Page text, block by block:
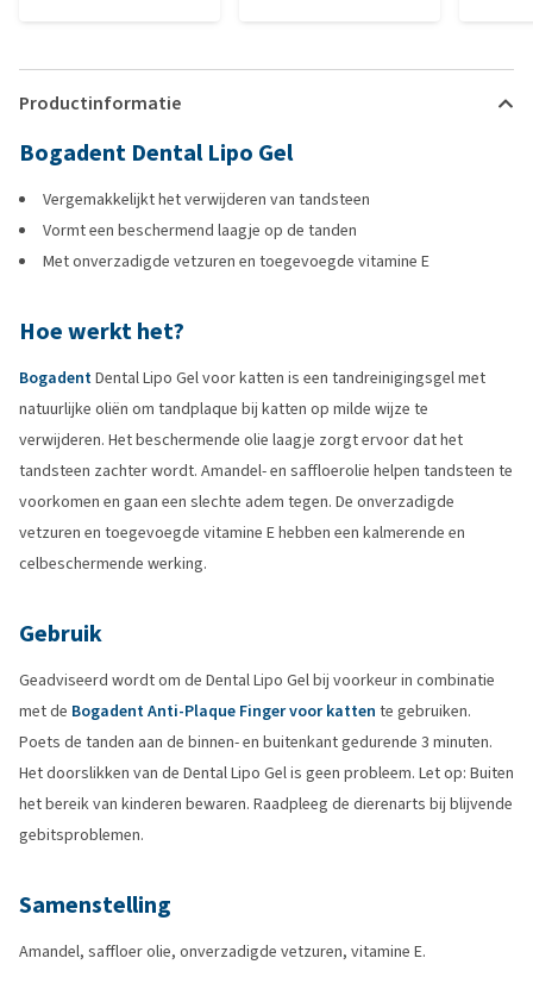
Productinformatie
Bogadent Dental Lipo Gel
Vergemakkelijkt het verwijderen van tandsteen
Vormt een beschermend laagje op de tanden
Met onverzadigde vetzuren en toegevoegde vitamine E
Hoe werkt het?
BogadentDental Lipo Gel voor katten is een tandreinigingsgel met
natuurlijke oliën om tandplaque bij katten op milde wijze te
verwijderen. Het beschermende olie laagje zorgt ervoor dat het
tandsteen zachter wordt. Amandel- en saffloerolie helpen tandsteen te
voorkomen en gaan een slechte adem tegen. De onverzadigde
vetzuren en toegevoegde vitamine E hebben een kalmerende en
celbeschermende werking.
Gebruik
Geadviseerd wordt om de Dental Lipo Gel bij voorkeur in combinatie
met de Bogadent Anti-Plaque Finger voor katten te gebruiken.
Poets de tanden aan de binnen- en buitenkant gedurende 3 minuten.
Het doorslikken van de Dental Lipo Gel is geen probleem. Let op: Buiten
het bereik van kinderen bewaren. Raadpleeg de dierenarts bij blijvende
gebitsproblemen.
Samenstelling
Amandel, saffloer olie, onverzadigde vetzuren, vitamine E.